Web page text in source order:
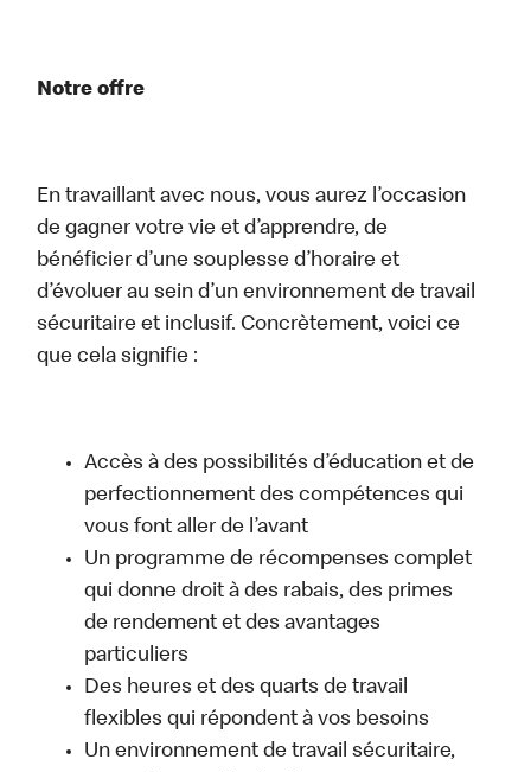
Notre offre
En travaillant avec nous, vous aurez l’occasion
de gagner votre vie et d’apprendre, de
bénéficier d’une souplesse d’horaire et
d’évoluer au sein d’un environnement de travail
sécuritaire et inclusif. Concrètement, voici ce
que cela signifie :
Accès à des possibilités d’éducation et de
perfectionnement des compétences qui
vous font aller de l’avant
Un programme de récompenses complet
qui donne droit à des rabais, des primes
de rendement et des avantages
particuliers
Des heures et des quarts de travail
flexibles qui répondent à vos besoins
Un environnement de travail sécuritaire,